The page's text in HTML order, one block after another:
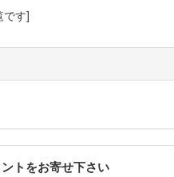
す]
トをお寄せ下さい